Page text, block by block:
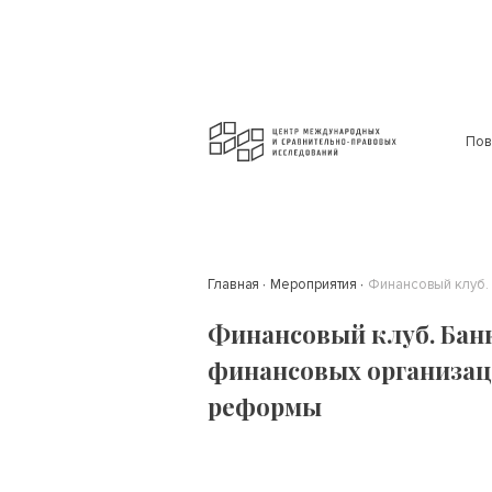
Главная Мероприятия Финансовый
Финансовый клуб.
финансовых
реформы